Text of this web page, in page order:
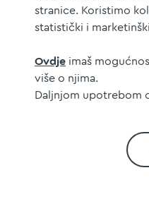
stranice. Koristimo
statistički i
Ovdje imaš
više o njima.
Daljnjom upotrebom